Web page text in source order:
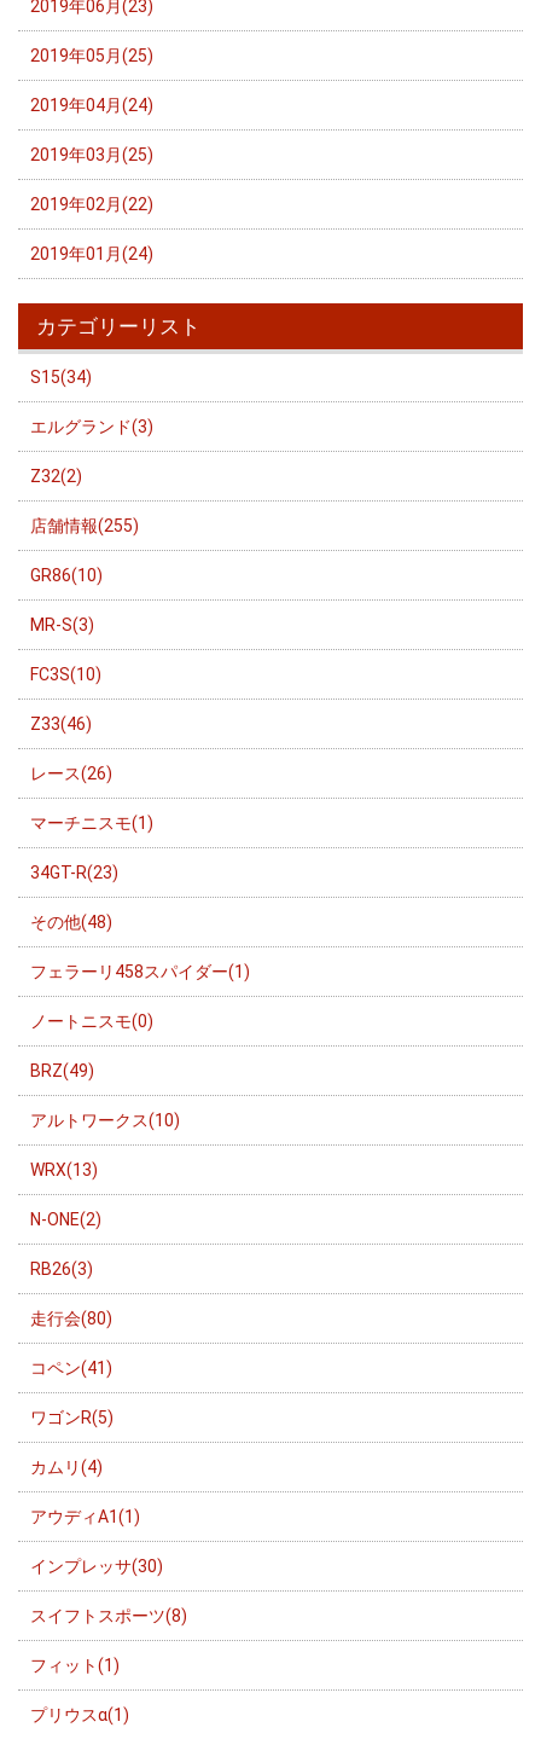
2019年06月(23)
2019年05月(25)
2019年04月(24)
2019年03月(25)
2019年02月(22)
2019年01月(24)
カテゴリーリスト
S15(34)
エルグランド(3)
Z32(2)
店舗情報(255)
GR86(10)
MR-S(3)
FC3S(10)
Z33(46)
レース(26)
マーチニスモ(1)
34GT-R(23)
その他(48)
フェラーリ458スパイダー(1)
ノートニスモ(0)
BRZ(49)
アルトワークス(10)
WRX(13)
N-ONE(2)
RB26(3)
走行会(80)
コペン(41)
ワゴンR(5)
カムリ(4)
アウディA1(1)
インプレッサ(30)
スイフトスポーツ(8)
フィット(1)
プリウスα(1)